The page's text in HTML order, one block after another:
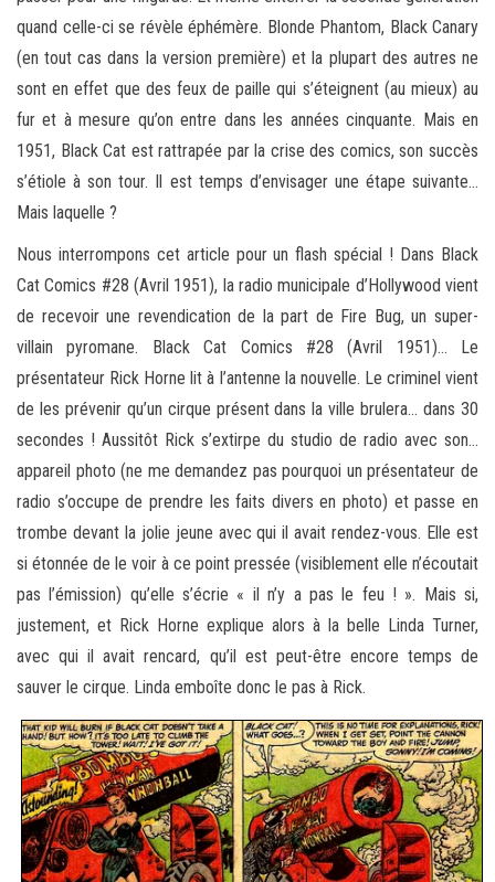
quand celle-ci se révèle éphémère. Blonde Phantom, Black Canary
(en tout cas dans la version première) et la plupart des autres ne
sont en effet que des feux de paille qui s’éteignent (au mieux) au
fur et à mesure qu’on entre dans les années cinquante. Mais en
1951, Black Cat est rattrapée par la crise des comics, son succès
s’étiole à son tour. Il est temps d’envisager une étape suivante…
Mais laquelle ?
Nous interrompons cet article pour un flash spécial ! Dans Black
Cat Comics #28 (Avril 1951), la radio municipale d’Hollywood vient
de recevoir une revendication de la part de Fire Bug, un super-
villain pyromane. Black Cat Comics #28 (Avril 1951)… Le
présentateur Rick Horne lit à l’antenne la nouvelle. Le criminel vient
de les prévenir qu’un cirque présent dans la ville brulera… dans 30
secondes ! Aussitôt Rick s’extirpe du studio de radio avec son…
appareil photo (ne me demandez pas pourquoi un présentateur de
radio s’occupe de prendre les faits divers en photo) et passe en
trombe devant la jolie jeune avec qui il avait rendez-vous. Elle est
si étonnée de le voir à ce point pressée (visiblement elle n’écoutait
pas l’émission) qu’elle s’écrie « il n’y a pas le feu ! ». Mais si,
justement, et Rick Horne explique alors à la belle Linda Turner,
avec qui il avait rencard, qu’il est peut-être encore temps de
sauver le cirque. Linda emboîte donc le pas à Rick.